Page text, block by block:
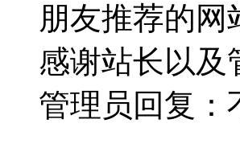
朋友推荐的
感谢站长以及
管理员回复：